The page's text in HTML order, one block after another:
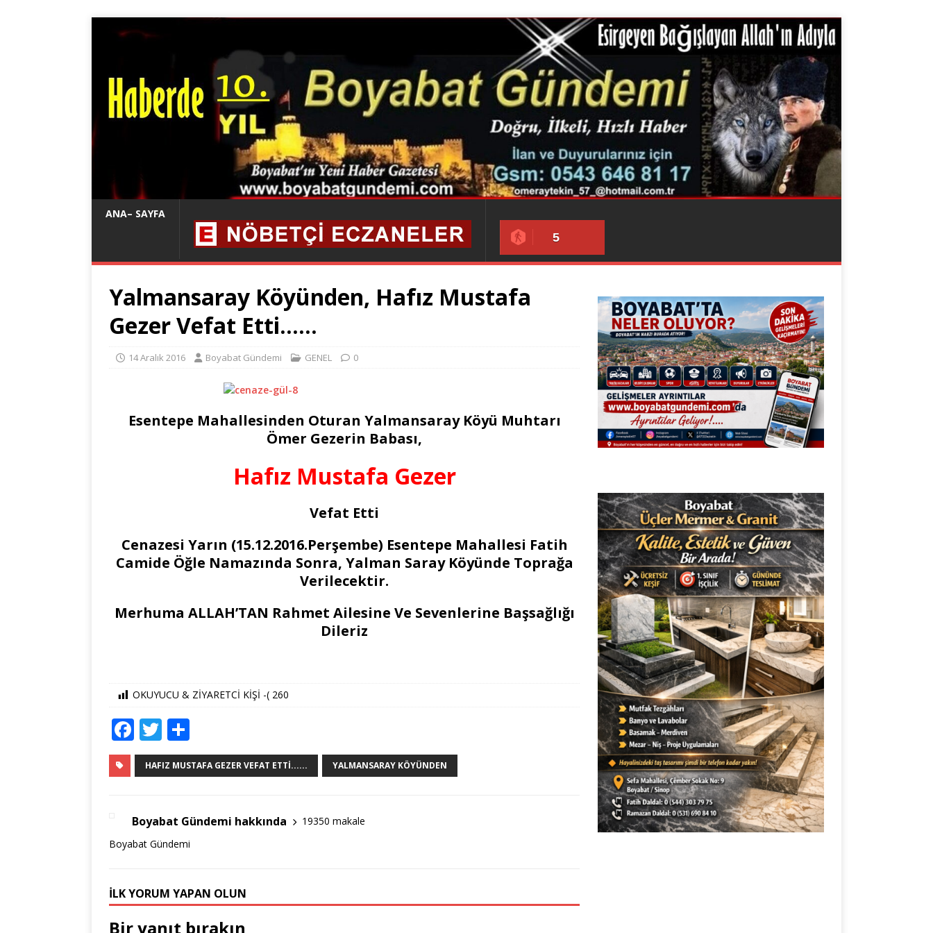
ANA– SAYFA
5
Yalmansaray Köyünden, Hafız Mustafa
Gezer Vefat Etti……
14 Aralık 2016 Boyabat Gündemi GENEL 0
Esentepe Mahallesinden Oturan Yalmansaray Köyü Muhtarı
Ömer Gezerin Babası,
Hafız Mustafa Gezer
Vefat Etti
Cenazesi Yarın (15.12.2016.Perşembe) Esentepe Mahallesi Fatih
Camide Öğle Namazında Sonra, Yalman Saray Köyünde Toprağa
Verilecektir.
Merhuma ALLAH’TAN Rahmet Ailesine Ve Sevenlerine Başsağlığı
Dileriz
OKUYUCU & ZİYARETCİ KİŞİ -( 260
F
a
c
b
o
k
T
w
it
r
h
ar
HAFIZ MUSTAFA GEZER VEFAT ETTI...... YALMANSARAY KÖYÜNDEN
Boyabat Gündemi hakkında
19350 makale
Boyabat Gündemi
İLK YORUM YAPAN OLUN
Bir yanıt bırakın